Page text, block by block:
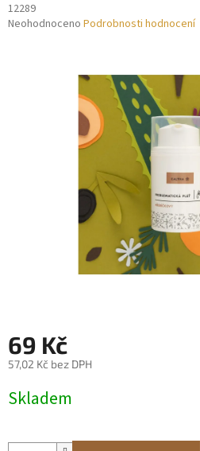
12289
Průměrné
Neohodnoceno Podrobnosti hodnocení
69 Kč
57,02 Kč bez DPH
cena:
Skladem